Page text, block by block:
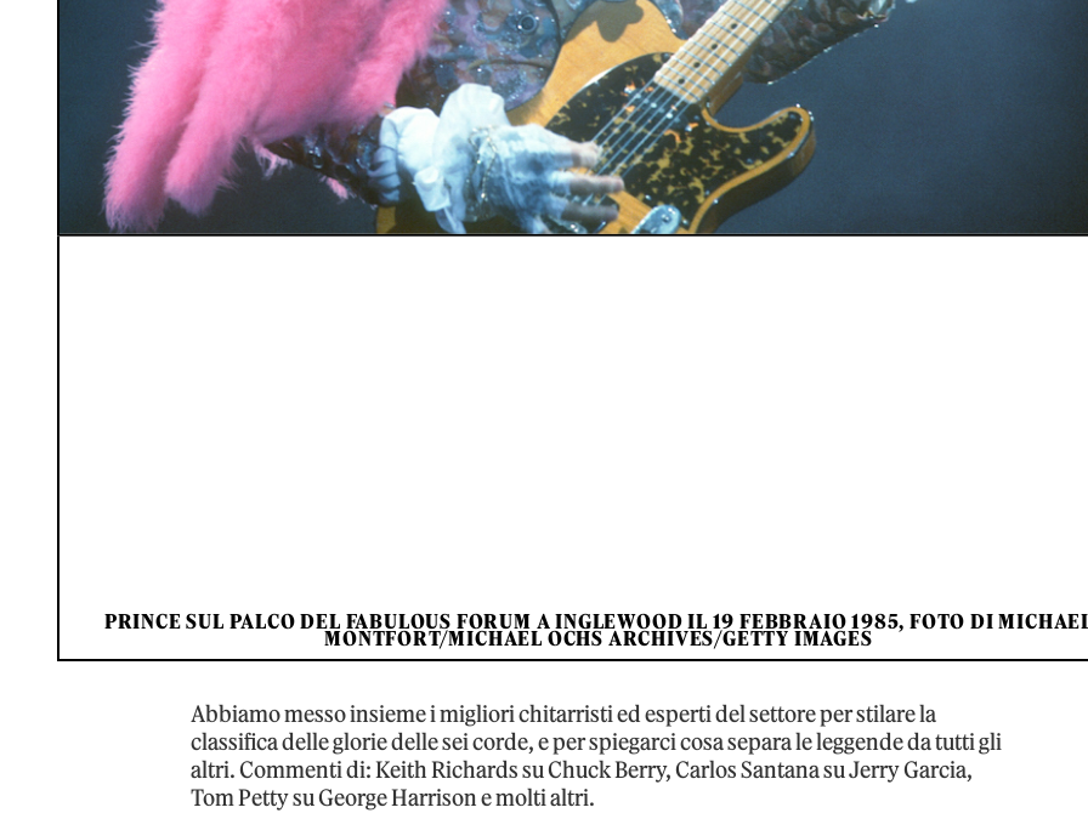
PRINCE SUL PALCO DEL FABULOUS FORUM A INGLEWOOD IL 19 FEBBRAIO 1985, FOTO DI
MONTFORT/MICHAEL OCHS ARCHIVES/GETTY IMAGES
Abbiamo messo insieme i migliori chitarristi ed esperti del settore per stilare la
classifica delle glorie delle sei corde, e per spiegarci cosa separa le leggende da tutti gli
altri. Commenti di: Keith Richards su Chuck Berry, Carlos Santana su Jerry Garcia,
Tom Petty su George Harrison e molti altri.